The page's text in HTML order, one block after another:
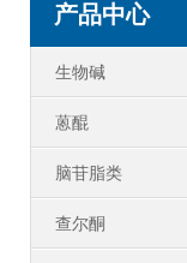
产品中心
生物碱
蒽醌
脑苷脂类
查尔酮